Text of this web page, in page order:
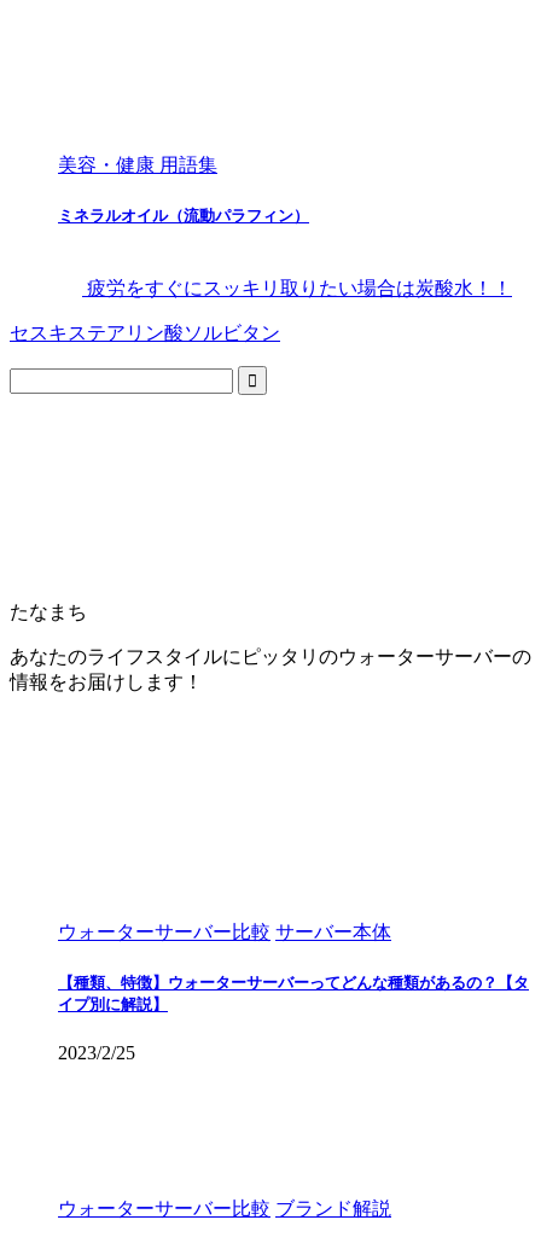
美容・健康 用語集
ミネラルオイル（流動パラフィン）
疲労をすぐにスッキリ取りたい場合は炭酸水！！
セスキステアリン酸ソルビタン
たなまち
あなたのライフスタイルにピッタリのウォーターサーバーの
情報をお届けします！
ウォーターサーバー比較 サーバー本体
【種類、特徴】ウォーターサーバーってどんな種類があるの？【タ
イプ別に解説】
2023/2/25
ウォーターサーバー比較 ブランド解説